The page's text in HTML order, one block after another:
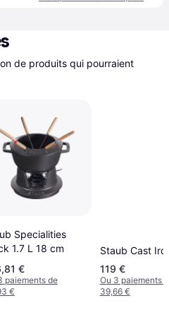
de produits qui pourraient
Specialities
1.7 L 18 cm
€
paiements de
€
Staub Cast
119 €
Ou 3 paiements
39,66 €